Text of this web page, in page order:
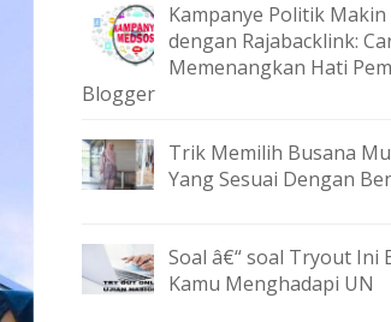
Kampanye Politik
dengan Rajabacklink:
Memenangkan Hati
Blogger
Trik Memilih Busana
Yang Sesuai Dengan
Soal â€“ soal Tryout Ini
Kamu Menghadapi UN